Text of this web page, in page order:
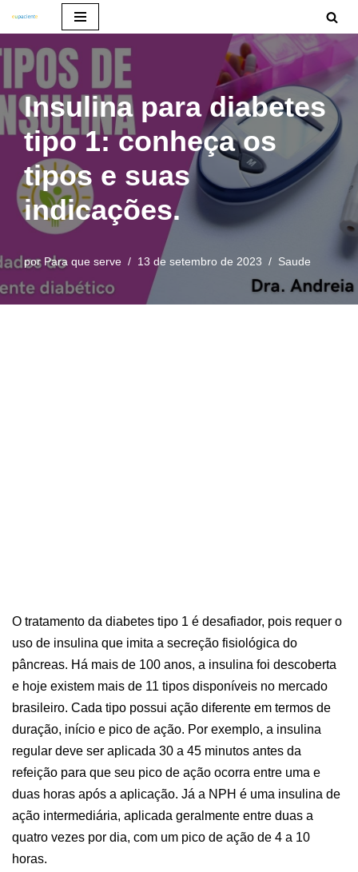
para
o
conteúdo
Insulina para diabetes
tipo 1: conheça os
tipos e suas
indicações.
por Para que serve 13 de setembro de 2023 Saude
O tratamento da diabetes tipo 1 é desafiador, pois requer o
uso de insulina que imita a secreção fisiológica do
pâncreas. Há mais de 100 anos, a insulina foi descoberta
e hoje existem mais de 11 tipos disponíveis no mercado
brasileiro. Cada tipo possui ação diferente em termos de
duração, início e pico de ação. Por exemplo, a insulina
regular deve ser aplicada 30 a 45 minutos antes da
refeição para que seu pico de ação ocorra entre uma e
duas horas após a aplicação. Já a NPH é uma insulina de
ação intermediária, aplicada geralmente entre duas a
quatro vezes por dia, com um pico de ação de 4 a 10
horas.